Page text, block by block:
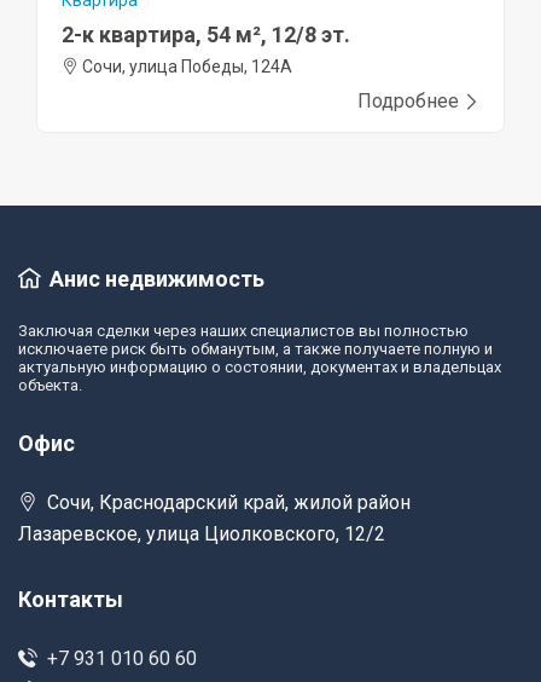
2-к квартира, 54 м², 12/8 эт.
Сочи, улица Победы, 124А
Подробнее
Анис недвижимость
Заключая сделки через наших специалистов вы полностью
исключаете риск быть обманутым, а также получаете полную и
актуальную информацию о состоянии, документах и владельцах
объекта.
Офис
Сочи, Краснодарский край, жилой район
Лазаревское, улица Циолковского, 12/2
Контакты
+7 931 010 60 60